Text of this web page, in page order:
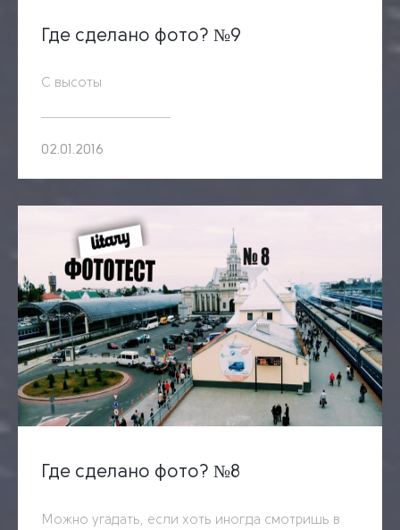
Где сделано фото? №9
С высоты
02.01.2016
Где сделано фото? №8
Можно угадать, если хоть иногда смотришь в